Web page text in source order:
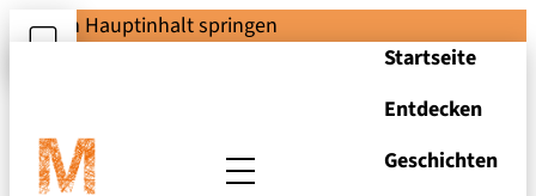
Zum Hauptinhalt springen
Startseite
Entdecken
Geschichten